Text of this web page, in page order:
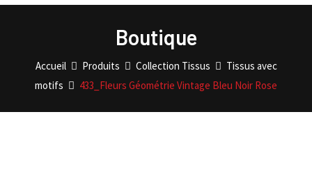
Boutique
Accueil Produits Collection Tissus
Tissus avec
motifs
433_Fleurs Géométrie Vintage Bleu Noir Rose